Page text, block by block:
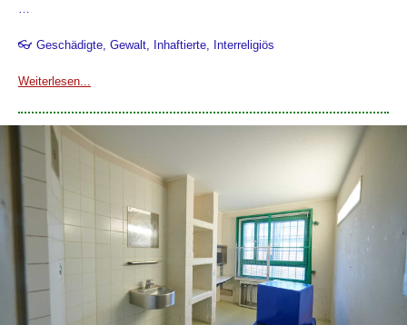
…
👓 Geschädigte, Gewalt, Inhaftierte, Interreligiös
Weiterlesen...